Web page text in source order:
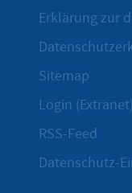
Erklärung zur
Sitemap
Login (Extranet)
RSS-Feed
Datenschutz-